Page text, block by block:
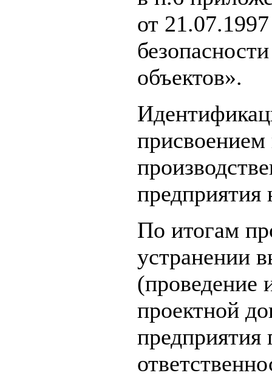
от
объектов».
присвоением
предприятия
По итогам
устранении
(проведение
проектной
предприятия